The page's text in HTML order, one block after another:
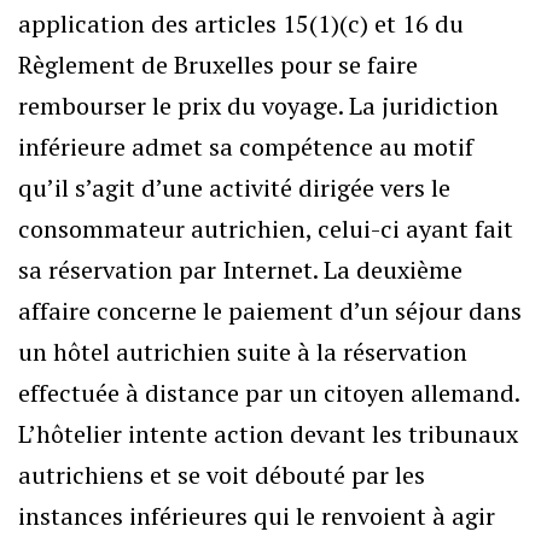
application des articles 15(1)(c) et 16 du
Règlement de Bruxelles pour se faire
rembourser le prix du voyage. La juridiction
inférieure admet sa compétence au motif
qu’il s’agit d’une activité dirigée vers le
consommateur autrichien, celui-ci ayant fait
sa réservation par Internet. La deuxième
affaire concerne le paiement d’un séjour dans
un hôtel autrichien suite à la réservation
effectuée à distance par un citoyen allemand.
L’hôtelier intente action devant les tribunaux
autrichiens et se voit débouté par les
instances inférieures qui le renvoient à agir